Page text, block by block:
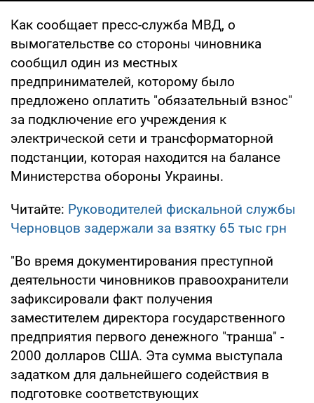
Как сообщает пресс-служба МВД, о
вымогательстве со стороны чиновника
сообщил один из местных
предпринимателей, которому было
предложено оплатить "обязательный взнос"
за подключение его учреждения к
электрической сети и трансформаторной
подстанции, которая находится на балансе
Министерства обороны Украины.
Читайте: Руководителей фискальной службы
Черновцов задержали за взятку 65 тыс грн
"Во время документирования преступной
деятельности чиновников правоохранители
зафиксировали факт получения
заместителем директора государственного
предприятия первого денежного "транша" -
2000 долларов США. Эта сумма выступала
задатком для дальнейшего содействия в
подготовке соответствующих